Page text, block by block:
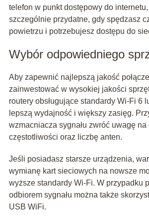
telefon w punkt dostępowy do
szczególnie przydatne, gdy spędzasz
powietrzu i potrzebujesz dostępu do
Wybór odpowiedniego
Aby zapewnić najlepszą jakość
zainwestować w wysokiej jakości
routery obsługujące standardy Wi-Fi 6
lepszą wydajność i większy zasięg.
wzmacniacza sygnału zwróć uwagę na
częstotliwości oraz liczbę anten.
Jeśli posiadasz starsze urządzenia,
wymianę kart sieciowych na nowsze
wyższe standardy Wi-Fi. W przypadku
odbiorem sygnału można także
USB WiFi.